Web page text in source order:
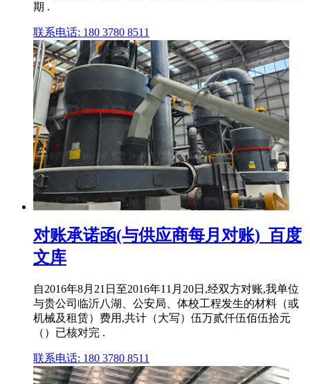
期 .
联系电话: 180 3780 8511
对账承诺函(与供应商每月对账)_百度
文库
自2016年8月21日至2016年11月20日,经双方对账,我单位
与贵公司临沂八湖、公安局、体校工程发生的材料（或
机械及租赁）费用,共计（大写）伍万贰仟伍佰伍拾元
（）已核对完 .
联系电话: 180 3780 8511